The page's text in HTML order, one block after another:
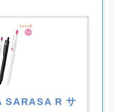
SARASA R サ